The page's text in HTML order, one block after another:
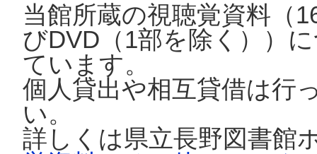
当館所蔵の視聴覚資料（
びDVD（1部を除く））
ています。
個人貸出や相互貸借は行
い。
詳しくは県立長野図書館